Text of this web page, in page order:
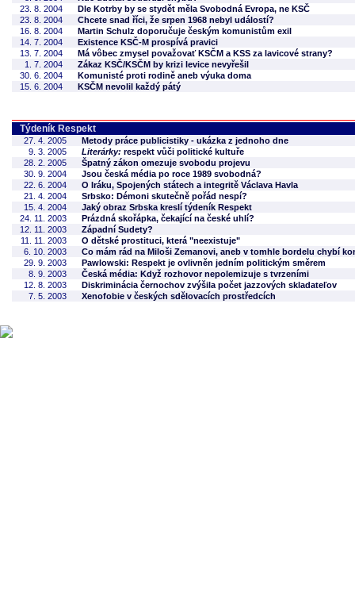
23. 8. 2004
Dle Kotrby by se stydět měla Svobodná Evropa, ne KSČ
23. 8. 2004
Chcete snad říci, že srpen 1968 nebyl událostí?
16. 8. 2004
Martin Schulz doporučuje českým komunistům exil
14. 7. 2004
Existence KSČ-M prospívá pravici
13. 7. 2004
Má vôbec zmysel považovať KSČM a KSS za lavicové strany?
1. 7. 2004
Zákaz KSČ/KSČM by krizi levice nevyřešil
30. 6. 2004
Komunisté proti rodině aneb výuka doma
15. 6. 2004
KSČM nevolil každý pátý
Týdeník Respekt
27. 4. 2005
Metody práce publicistiky - ukázka z jednoho dne
9. 3. 2005
Literárky: respekt vůči politické kultuře
28. 2. 2005
Špatný zákon omezuje svobodu projevu
30. 9. 2004
Jsou česká média po roce 1989 svobodná?
22. 6. 2004
O Iráku, Spojených státech a integritě Václava Havla
21. 4. 2004
Srbsko: Démoni skutečně pořád nespí?
15. 4. 2004
Jaký obraz Srbska kreslí týdeník Respekt
24. 11. 2003
Prázdná skořápka, čekající na české uhlí?
12. 11. 2003
Západní Sudety?
11. 11. 2003
O dětské prostituci, která "neexistuje"
6. 10. 2003
Co mám rád na Miloši Zemanovi, aneb v tomhle bordelu chybí
29. 9. 2003
Pawlowski: Respekt je ovlivněn jedním politickým směrem
8. 9. 2003
Česká média: Když rozhovor nepolemizuje s tvrzeními
12. 8. 2003
Diskriminácia černochov zvýšila počet jazzových skladateľov
7. 5. 2003
Xenofobie v českých sdělovacích prostředcích